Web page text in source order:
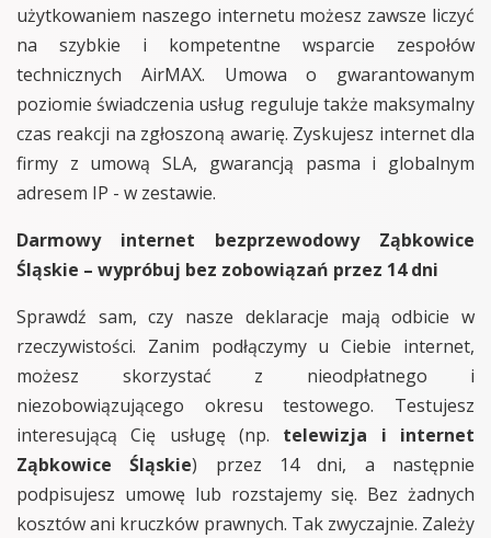
użytkowaniem naszego internetu możesz zawsze liczyć
na szybkie i kompetentne wsparcie zespołów
technicznych AirMAX. Umowa o gwarantowanym
poziomie świadczenia usług reguluje także maksymalny
czas reakcji na zgłoszoną awarię. Zyskujesz internet dla
firmy z umową SLA, gwarancją pasma i globalnym
adresem IP - w zestawie.
Darmowy internet bezprzewodowy Ząbkowice
Śląskie – wypróbuj bez zobowiązań przez 14 dni
Sprawdź sam, czy nasze deklaracje mają odbicie w
rzeczywistości. Zanim podłączymy u Ciebie internet,
możesz skorzystać z nieodpłatnego i
niezobowiązującego okresu testowego. Testujesz
interesującą Cię usługę (np. telewizja i internet
Ząbkowice Śląskie) przez 14 dni, a następnie
podpisujesz umowę lub rozstajemy się. Bez żadnych
kosztów ani kruczków prawnych. Tak zwyczajnie. Zależy